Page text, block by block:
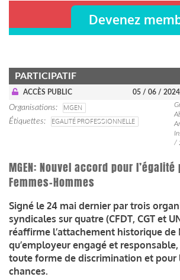
Devenez
PARTICIPATIF
ACCÈS PUBLIC 05 / 06 / 2024
Organisations
MGEN
Étiquettes
EGALITÉ PROFESSIONNELLE
/
MGEN: Nouvel accord pour
Femmes-Hommes
Signé le 24 mai dernier par trois
syndicales sur quatre (CFDT, CGT et
réaffirme l’attachement historique de
qu’employeur engagé et
toute forme de discrimination et pour
chances.